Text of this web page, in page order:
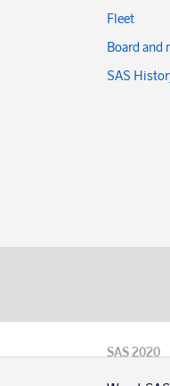
Fleet
Board and
SAS
SAS 2020